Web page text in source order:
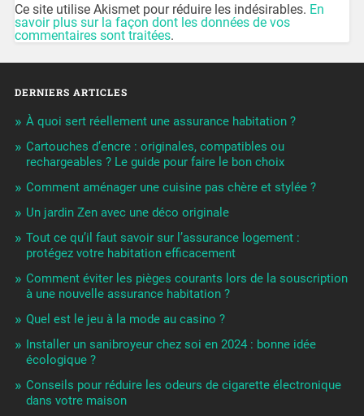
Ce site utilise Akismet pour réduire les indésirables. En
savoir plus sur la façon dont les données de vos
commentaires sont traitées.
DERNIERS ARTICLES
À quoi sert réellement une assurance habitation ?
Cartouches d’encre : originales, compatibles ou
rechargeables ? Le guide pour faire le bon choix
Comment aménager une cuisine pas chère et stylée ?
Un jardin Zen avec une déco originale
Tout ce qu’il faut savoir sur l’assurance logement :
protégez votre habitation efficacement
Comment éviter les pièges courants lors de la souscription
à une nouvelle assurance habitation ?
Quel est le jeu à la mode au casino ?
Installer un sanibroyeur chez soi en 2024 : bonne idée
écologique ?
Conseils pour réduire les odeurs de cigarette électronique
dans votre maison